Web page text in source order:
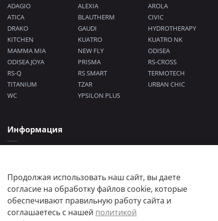
ADAGIO
ALEXIA
AROLA
ATICA
BLAUTHERM
CIVIC
DRAKO
GAUDI
HYDROTHERAPY
KITCHEN
KUATRO
KUATRO NK
MAMMA MIA
NEW FLY
ODISEA
ODISEA JOYA
PRISMA
RS-CROSS
RS-Q
RS SMART
TERMOTECH
TITANIUM
TZAR
URBAN CHIC
WC
YPSILON PLUS
Информация
Пользовательское соглашение
Продолжая использовать наш сайт, вы даете
согласие на обработку файлов cookie, которые
обеспечивают правильную работу сайта и
соглашаетесь с нашей политикой